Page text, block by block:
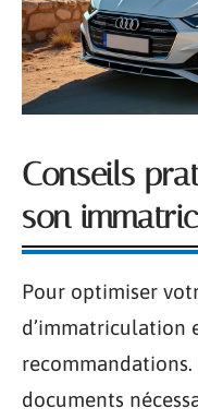
Conseils
son
Pour optimiser
d’immatriculation
recommandations.
documents